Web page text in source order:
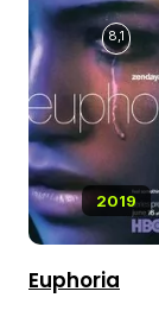
2019
8,1
Euphoria